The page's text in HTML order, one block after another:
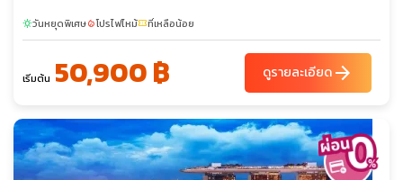
sunnyวันหยุดพิเศษlocal_fire_departmentโปรไฟไหม้confirmation_numberที่เหลือน้อย
เริ่มต้น 50,900 ฿ ดูรายละเอียดarrow_forward